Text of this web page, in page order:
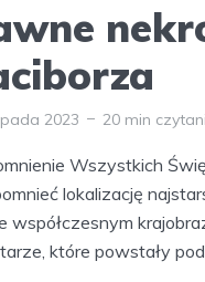
2023 20 min
Wszystkich
lokalizację
współczesnym
które powstały pod